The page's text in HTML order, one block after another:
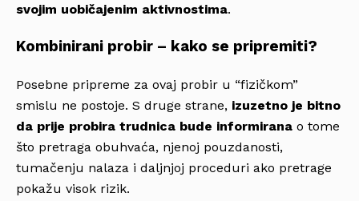
svojim uobičajenim aktivnostima.
Kombinirani probir – kako se pripremiti?
Posebne pripreme za ovaj probir u “fizičkom”
smislu ne postoje. S druge strane, izuzetno je bitno
da prije probira trudnica bude informirana o tome
što pretraga obuhvaća, njenoj pouzdanosti,
tumačenju nalaza i daljnjoj proceduri ako pretrage
pokažu visok rizik.